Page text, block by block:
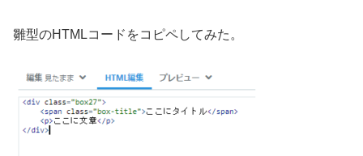
雛型のHTMLコードをコピペしてみた。